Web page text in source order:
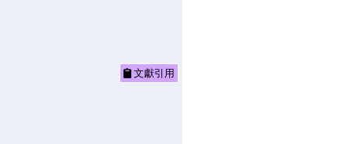
文獻引用